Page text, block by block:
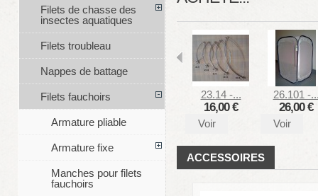
23.14 -...
16,00 €
Voir
26.101 -
26,00 €
Voir
ACCESSOIRES
Filets de chasse des
insectes aquatiques
Filets troubleau
Nappes de battage
Filets fauchoirs
Armature pliable
Armature fixe
Manches pour filets
fauchoirs